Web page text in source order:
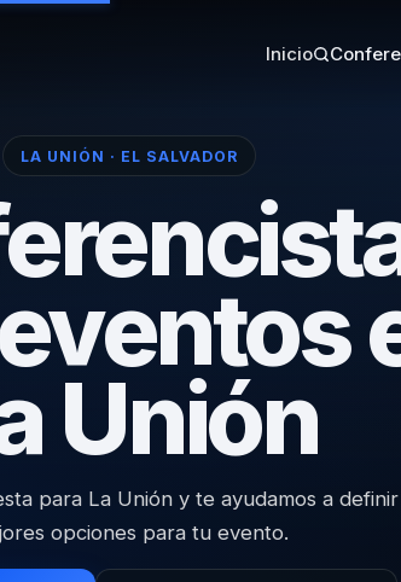
Inicio
LA UNIÓN · EL SALVADOR
Unión
para La Unión y te ayudamos a definir
opciones para tu evento.